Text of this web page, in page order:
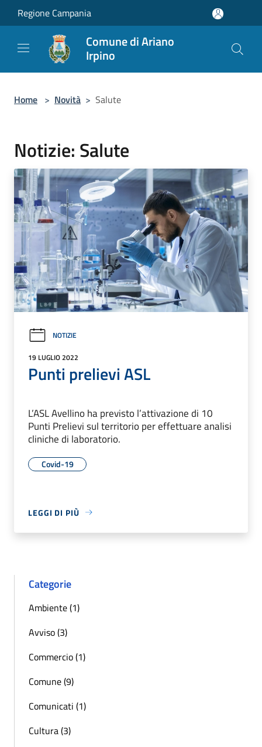
Salta al contenuto principale
Regione Campania
Comune di Ariano
Irpino
Home > Novità > Salute
Notizie: Salute
NOTIZIE
19 LUGLIO 2022
Punti prelievi ASL
L’ASL Avellino ha previsto l’attivazione di 10
Punti Prelievi sul territorio per effettuare analisi
cliniche di laboratorio.
Covid-19
LEGGI DI PIÙ
Categorie
Ambiente (1)
Avviso (3)
Commercio (1)
Comune (9)
Comunicati (1)
Cultura (3)